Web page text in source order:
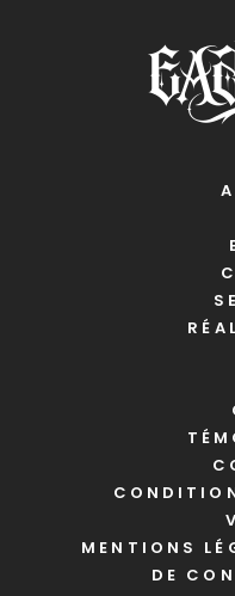
MENTIONS
DE